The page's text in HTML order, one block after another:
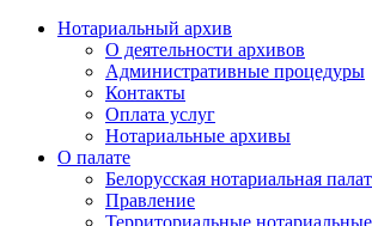
Нотариальный архив
О деятельности архивов
Административные процедуры
Контакты
Оплата услуг
Нотариальные архивы
О палате
Белорусская нотариальная
Правление